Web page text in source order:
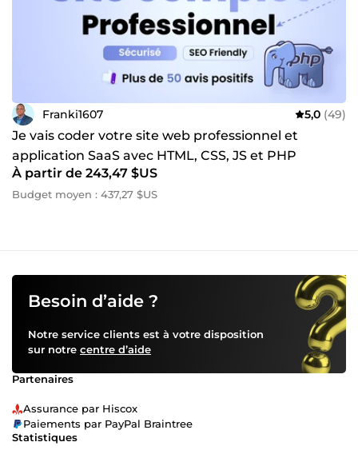
impressionnera vos visiteurs et stimulera votre activité ! 🚀
Franki1607 5,0 (49)
Je vais coder votre site web professionnel et
application SaaS avec HTML, CSS, JS et PHP
À partir de 243,47 $US
Budget moyen : 437,27 $US
Besoin d’aide ?
Notre service clients est à votre disposition
sur notre centre d’aide
Partenaires
Assurance par Hiscox
Paiements par PayPal Braintree
Statistiques